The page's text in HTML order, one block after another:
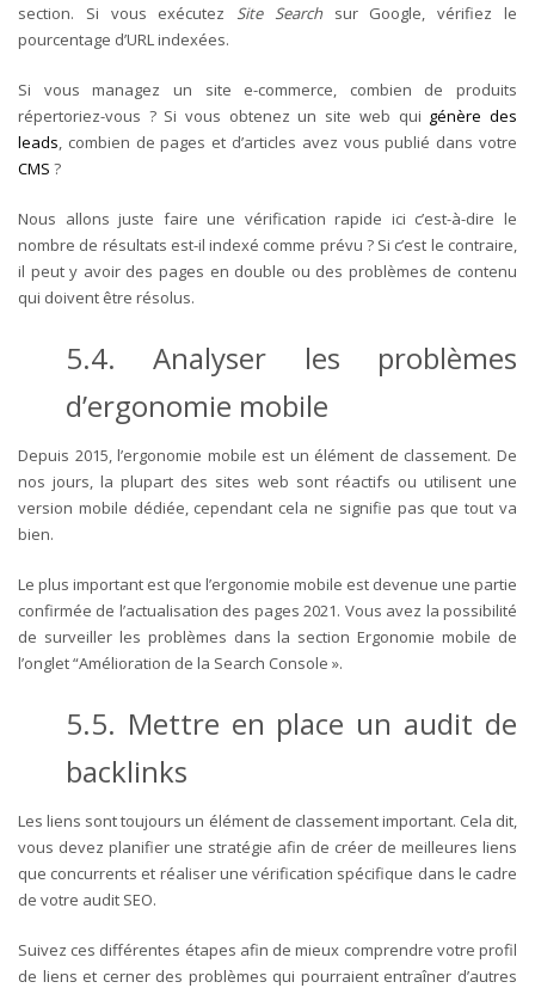
section. Si vous exécutez Site Searchsur Google, vérifiez le
pourcentage d’URL indexées.
Si vous managez un site e-commerce, combien de produits
répertoriez-vous ? Si vous obtenez un site web qui génère des
leads, combien de pages et d’articles avez vous publié dans votre
CMS ?
Nous allons juste faire une vérification rapide ici c’est-à-dire le
nombre de résultats est-il indexé comme prévu ? Si c’est le contraire,
il peut y avoir des pages en double ou des problèmes de contenu
qui doivent être résolus.
5.4. Analyser les problèmes
d’ergonomie mobile
Depuis 2015, l’ergonomie mobile est un élément de classement. De
nos jours, la plupart des sites web sont réactifs ou utilisent une
version mobile dédiée, cependant cela ne signifie pas que tout va
bien.
Le plus important est que l’ergonomie mobile est devenue une partie
confirmée de l’actualisation des pages 2021. Vous avez la possibilité
de surveiller les problèmes dans la section Ergonomie mobile de
l’onglet “Amélioration de la Search Console ».
5.5. Mettre en place un audit de
backlinks
Les liens sont toujours un élément de classement important. Cela dit,
vous devez planifier une stratégie afin de créer de meilleures liens
que concurrents et réaliser une vérification spécifique dans le cadre
de votre audit SEO.
Suivez ces différentes étapes afin de mieux comprendre votre profil
de liens et cerner des problèmes qui pourraient entraîner d’autres